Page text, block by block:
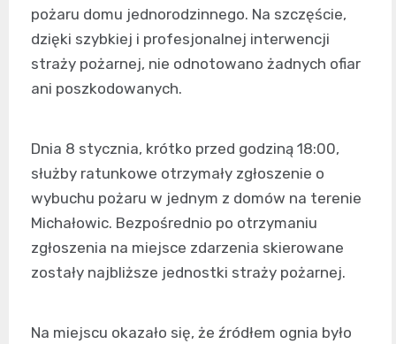
pożaru domu jednorodzinnego. Na szczęście,
dzięki szybkiej i profesjonalnej interwencji
straży pożarnej, nie odnotowano żadnych ofiar
ani poszkodowanych.
Dnia 8 stycznia, krótko przed godziną 18:00,
służby ratunkowe otrzymały zgłoszenie o
wybuchu pożaru w jednym z domów na terenie
Michałowic. Bezpośrednio po otrzymaniu
zgłoszenia na miejsce zdarzenia skierowane
zostały najbliższe jednostki straży pożarnej.
Na miejscu okazało się, że źródłem ognia było